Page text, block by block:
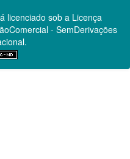
licenciado sob a Licença
- SemDerivações